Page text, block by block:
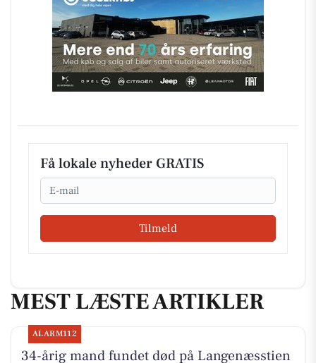
Få lokale nyheder GRATIS
Email
Tilmeld
MEST LÆSTE ARTIKLER
ALARM112
34-årig mand fundet død på Langenæsstien